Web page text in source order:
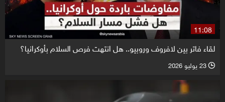
11:08
لقاء فاتر بين لافروف وروبيو.. هل انتهت فرص السلام بأوكرانيا؟
l 23 يوليو 2026